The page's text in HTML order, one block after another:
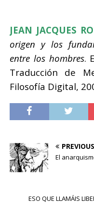
JEAN JACQUES
origen y los
entre los hombres.
Traducción de
Filosofía Digital,
PREVIOUS
El
ESO QUE LLAMÁIS